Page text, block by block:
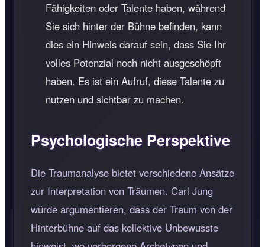
Fähigkeiten oder Talente haben, während
Sie sich hinter der Bühne befinden, kann
dies ein Hinweis darauf sein, dass Sie Ihr
volles Potenzial noch nicht ausgeschöpft
haben. Es ist ein Aufruf, diese Talente zu
nutzen und sichtbar zu machen.
Psychologische Perspektive
Die Traumanalyse bietet verschiedene Ansätze
zur Interpretation von Träumen. Carl Jung
würde argumentieren, dass der Traum von der
Hinterbühne auf das kollektive Unbewusste